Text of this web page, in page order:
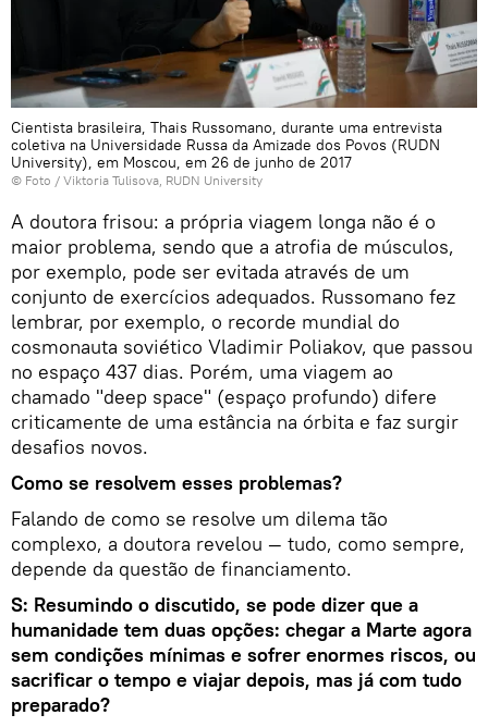
Cientista brasileira, Thais Russomano, durante uma entrevista
coletiva na Universidade Russa da Amizade dos Povos (RUDN
University), em Moscou, em 26 de junho de 2017
© Foto / Viktoria Tulisova, RUDN University
A doutora frisou: a própria viagem longa não é o
maior problema, sendo que a atrofia de músculos,
por exemplo, pode ser evitada através de um
conjunto de exercícios adequados. Russomano fez
lembrar, por exemplo, o recorde mundial do
cosmonauta soviético Vladimir Poliakov, que passou
no espaço 437 dias. Porém, uma viagem ao
chamado "deep space" (espaço profundo) difere
criticamente de uma estância na órbita e faz surgir
desafios novos.
Como se resolvem esses problemas?
Falando de como se resolve um dilema tão
complexo, a doutora revelou — tudo, como sempre,
depende da questão de financiamento.
S: Resumindo o discutido, se pode dizer que a
humanidade tem duas opções: chegar a Marte agora
sem condições mínimas e sofrer enormes riscos, ou
sacrificar o tempo e viajar depois, mas já com tudo
preparado?